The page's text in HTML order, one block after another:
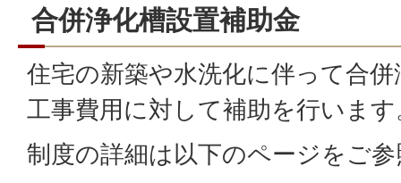
合併浄化槽設置補助金
住宅の新築や水洗化に伴って合
工事費用に対して補助を行います
制度の詳細は以下のページをご